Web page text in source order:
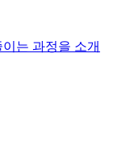
는 과정을 소개